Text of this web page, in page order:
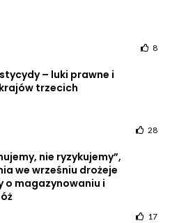
8
– luki prawne i
trzecich
28
nie ryzykujemy”,
we wrześniu drożeje
o magazynowaniu i
17